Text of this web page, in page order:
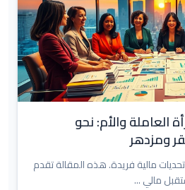
العاملة والأم: نحو
ومزدهر
تحديات مالية فريدة. هذه المقالة تقدم
مالي ...